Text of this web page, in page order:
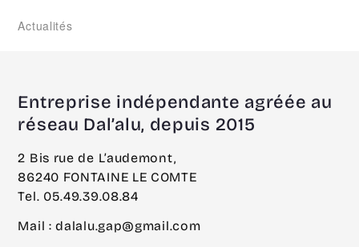
Actualités
Entreprise indépendante agréée au
réseau Dal’alu, depuis 2015
2 Bis rue de L’audemont,
86240 FONTAINE LE COMTE
Tel. 05.49.39.08.84
Mail : dalalu.gap@gmail.com